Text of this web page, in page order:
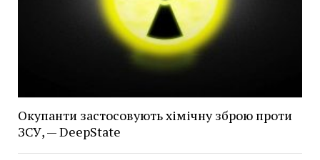
Окупанти застосовують хімічну зброю проти
ЗСУ, — DeepState